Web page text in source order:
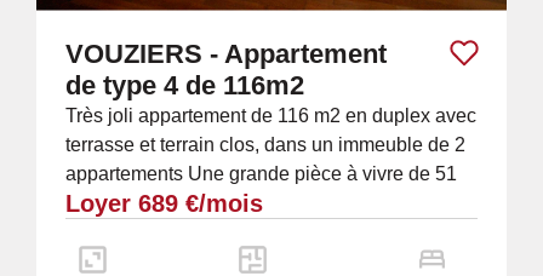
VOUZIERS - Appartement
de type 4 de 116m2
Très joli appartement de 116 m2 en duplex avec
terrasse et terrain clos, dans un immeuble de 2
appartements Une grande pièce à vivre de 51
m2 avec belle cuisine intégrée et...
Loyer 689 €/mois